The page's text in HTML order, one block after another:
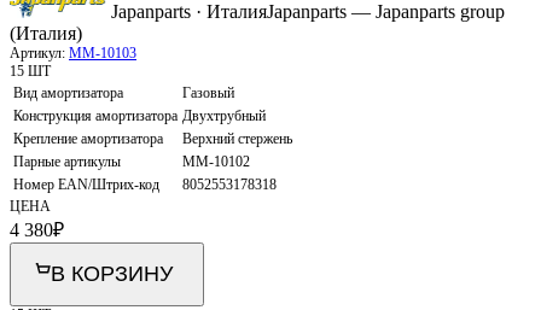
Japanparts · ИталияJapanparts — Japanparts group
(Италия)
Артикул: MM-10103
15 ШТ
Вид амортизатора
Газовый
Конструкция амортизатора Двухтрубный
Крепление амортизатора
Верхний стержень
Парные артикулы
MM-10102
Номер EAN/Штрих-код
8052553178318
ЦЕНА
4 380₽
В КОРЗИНУ